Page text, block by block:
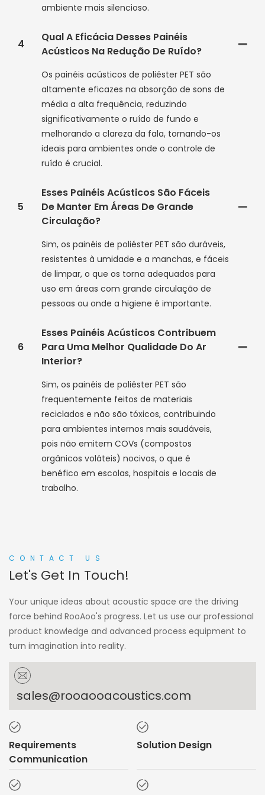
ambiente mais silencioso.
4
Qual A Eficácia Desses Painéis
Acústicos Na Redução De Ruído?
Os painéis acústicos de poliéster PET são
altamente eficazes na absorção de sons de
média a alta frequência, reduzindo
significativamente o ruído de fundo e
melhorando a clareza da fala, tornando-os
ideais para ambientes onde o controle de
ruído é crucial.
5
Esses Painéis Acústicos São Fáceis
De Manter Em Áreas De Grande
Circulação?
Sim, os painéis de poliéster PET são duráveis,
resistentes à umidade e a manchas, e fáceis
de limpar, o que os torna adequados para
uso em áreas com grande circulação de
pessoas ou onde a higiene é importante.
6
Esses Painéis Acústicos Contribuem
Para Uma Melhor Qualidade Do Ar
Interior?
Sim, os painéis de poliéster PET são
frequentemente feitos de materiais
reciclados e não são tóxicos, contribuindo
para ambientes internos mais saudáveis,
pois não emitem COVs (compostos
orgânicos voláteis) nocivos, o que é
benéfico em escolas, hospitais e locais de
trabalho.
CONTACT US
Let's Get In Touch!
Your unique ideas about acoustic space are the driving
force behind RooAoo's progress. Let us use our professional
product knowledge and advanced process equipment to
turn imagination into reality.
sales@rooaooacoustics.com
Requirements
Communication
Solution Design